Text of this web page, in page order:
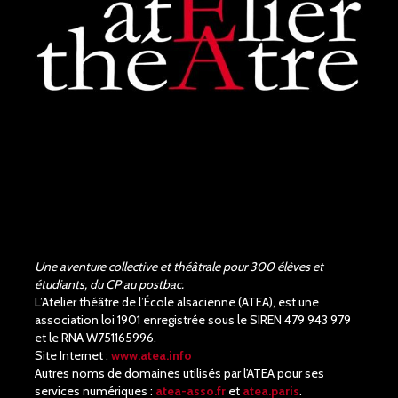
Judith Aubry.
Bravo !!! Que de bons
acteurs !! Quel beau travail.
Un Richard III de très bonne
qualité.
Une aventure collective et théâtrale pour 300 élèves et
étudiants, du CP au postbac.
L’Atelier théâtre de l’École alsacienne (ATEA), est une
association loi 1901 enregistrée sous le SIREN 479 943 979
et le RNA W751165996.
Site Internet : www.atea.info
Autres noms de domaines utilisés par l'ATEA pour ses
services numériques : atea-asso.fr et atea.paris.